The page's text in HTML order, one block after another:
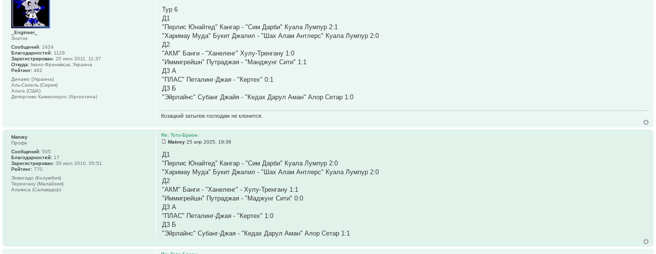
Тур 6
Д1
"Перлис Юнайтед" Кангар - "Сим Дарби" Куала Лумпур 2:1
"Харимау Муда" Букит Джалил - "Шах Алам Антлерс" Куала Лумпур 2:0
Д2
"АКМ" Банги - "Ханеленг" Хулу-Тренгану 1:0
"Иммигрейшн" Путраджая - "Манджунг Сити" 1:1
Д3 А
"ПЛАС" Петалинг-Джая - "Кертех" 0:1
Д3 Б
"Эйрлайнс" Субанг Джайя - "Кедах Дарул Аман" Алор Сетар 1:0
Козацкий затылок господам не клонится.
_Engineer_
Знаток
Сообщений: 2424
Благодарностей: 1129
Зарегистрирован: 20 июн 2011, 11:37
Откуда: Івано-Франківськ, Украина
Рейтинг: 462
Динамо (Украина)
Аль-Сахель (Сирия)
Альта (США)
Депортиво Камионерос (Аргентина)
Re: Тото-Брион
Matvey 25 апр 2025, 19:36
Д1
"Перлис Юнайтед" Кангар - "Сим Дарби" Куала Лумпур 2:0
"Харимау Муда" Букит Джалил - "Шах Алам Антлерс" Куала Лумпур 2:0
Д2
"АКМ" Банги - "Ханеленг" - Хулу-Тренгану 1:1
"Иммигрейшн" Путраджая - "Маджунг Сити" 0:0
Д3 А
"ПЛАС" Петалинг-Джая - "Кертех" 1:0
Д3 Б
"Эйрлайнс" Субанг-Джая - "Кедах Дарул Аман" Алор Сетар 1:1
Matvey
Профи
Сообщений: 505
Благодарностей: 17
Зарегистрирован: 30 июл 2010, 05:51
Рейтинг: 770
Энвигадо (Колумбия)
Теренгану (Малайзия)
Альянса (Сальвадор)